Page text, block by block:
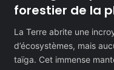
forestier de la
La Terre abrite une
d’écosystèmes, mais
taïga. Cet immense